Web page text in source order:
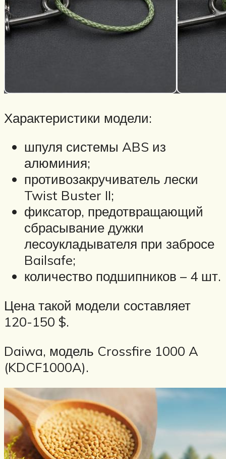
Характеристики модели:
шпуля системы ABS из
алюминия;
противозакручиватель лески
Twist Buster II;
фиксатор, предотвращающий
сбрасывание дужки
лесоукладывателя при забросе
Bailsafe;
количество подшипников – 4 шт.
Цена такой модели составляет
120-150 $.
Daiwa, модель Crossfire 1000 A
(KDCF1000A).